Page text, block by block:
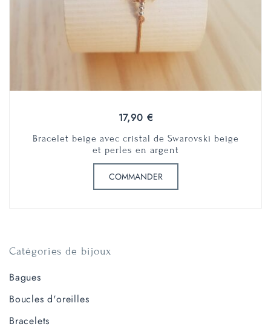
17,90 €
Bracelet beige avec cristal de Swarovski beige
et perles en argent
COMMANDER
Catégories de bijoux
Bagues
Boucles d'oreilles
Bracelets